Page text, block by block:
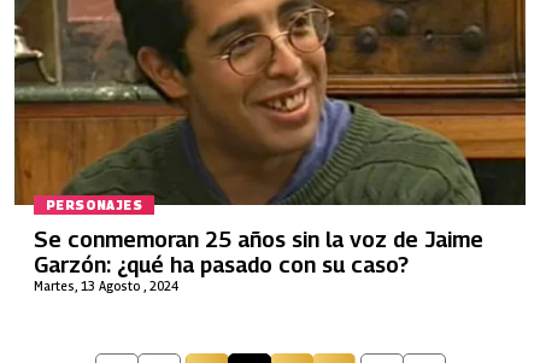
PERSONAJES
Martes, 13 Agosto , 2024
Se conmemoran 25 años sin la voz de Jaime
Garzón: ¿qué ha pasado con su caso?